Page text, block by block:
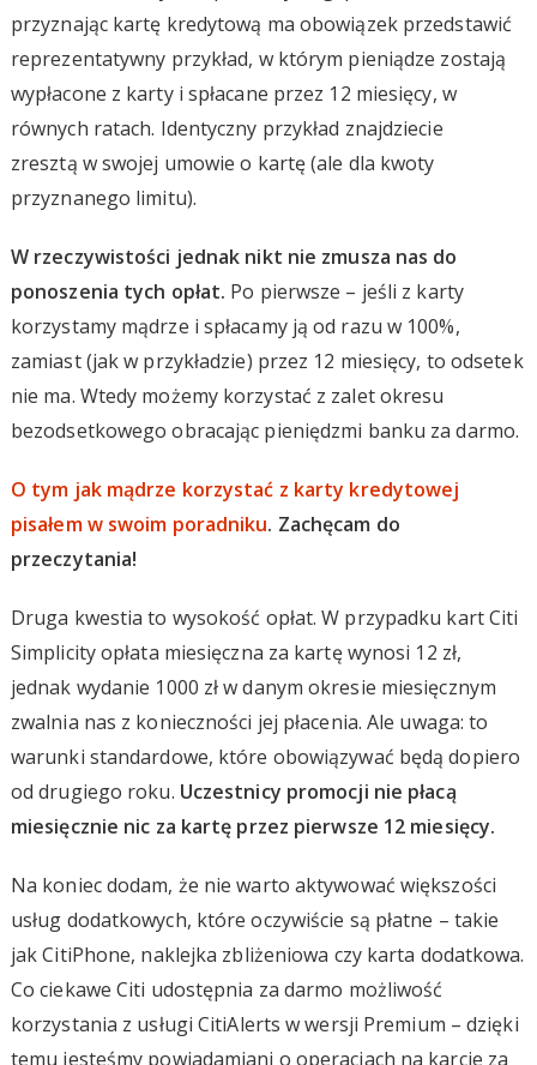
przyznając kartę kredytową ma obowiązek przedstawić
reprezentatywny przykład, w którym pieniądze zostają
wypłacone z karty i spłacane przez 12 miesięcy, w
równych ratach. Identyczny przykład znajdziecie
zresztą w swojej umowie o kartę (ale dla kwoty
przyznanego limitu).
W rzeczywistości jednak nikt nie zmusza nas do
ponoszenia tych opłat. Po pierwsze – jeśli z karty
korzystamy mądrze i spłacamy ją od razu w 100%,
zamiast (jak w przykładzie) przez 12 miesięcy, to odsetek
nie ma. Wtedy możemy korzystać z zalet okresu
bezodsetkowego obracając pieniędzmi banku za darmo.
O tym jak mądrze korzystać z karty kredytowej
pisałem w swoim poradniku. Zachęcam do
przeczytania!
Druga kwestia to wysokość opłat. W przypadku kart Citi
Simplicity opłata miesięczna za kartę wynosi 12 zł,
jednak wydanie 1000 zł w danym okresie miesięcznym
zwalnia nas z konieczności jej płacenia. Ale uwaga: to
warunki standardowe, które obowiązywać będą dopiero
od drugiego roku. Uczestnicy promocji nie płacą
miesięcznie nic za kartę przez pierwsze 12 miesięcy.
Na koniec dodam, że nie warto aktywować większości
usług dodatkowych, które oczywiście są płatne – takie
jak CitiPhone, naklejka zbliżeniowa czy karta dodatkowa.
Co ciekawe Citi udostępnia za darmo możliwość
korzystania z usługi CitiAlerts w wersji Premium – dzięki
temu jesteśmy powiadamiani o operacjach na karcie za